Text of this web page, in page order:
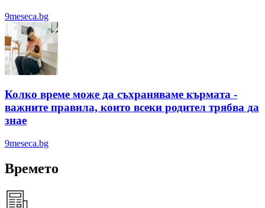
9meseca.bg
Колко време може да съхраняваме кърмата -
важните правила, които всеки родител трябва да
знае
9meseca.bg
Времето